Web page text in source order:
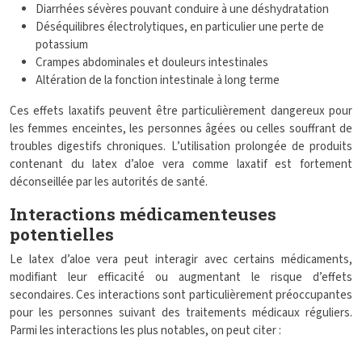
Diarrhées sévères pouvant conduire à une déshydratation
Déséquilibres électrolytiques, en particulier une perte de
potassium
Crampes abdominales et douleurs intestinales
Altération de la fonction intestinale à long terme
Ces effets laxatifs peuvent être particulièrement dangereux pour
les femmes enceintes, les personnes âgées ou celles souffrant de
troubles digestifs chroniques. L’utilisation prolongée de produits
contenant du latex d’aloe vera comme laxatif est fortement
déconseillée par les autorités de santé.
Interactions médicamenteuses
potentielles
Le latex d’aloe vera peut interagir avec certains médicaments,
modifiant leur efficacité ou augmentant le risque d’effets
secondaires. Ces interactions sont particulièrement préoccupantes
pour les personnes suivant des traitements médicaux réguliers.
Parmi les interactions les plus notables, on peut citer :